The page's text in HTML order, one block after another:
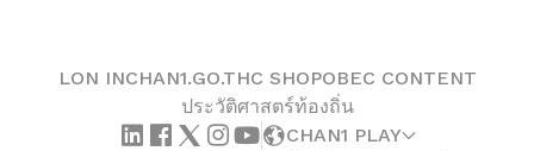
LON INCHAN1.GO.THC SHOPOBEC CONTENT
ประวัติศาสตร์ท้องถิ่น
CHAN1 PLAY